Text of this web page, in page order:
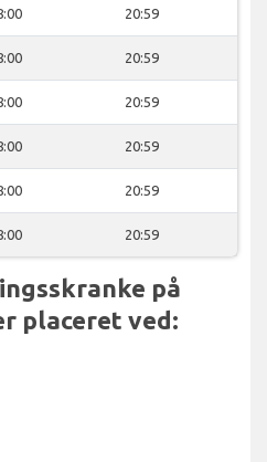
20:59
20:59
20:59
20:59
20:59
20:59
på
placeret ved: